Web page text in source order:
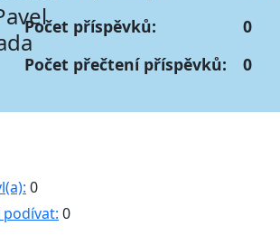
›
Počet příspěvků:
0
Počet přečtení příspěvků:
0
0
podívat: 0